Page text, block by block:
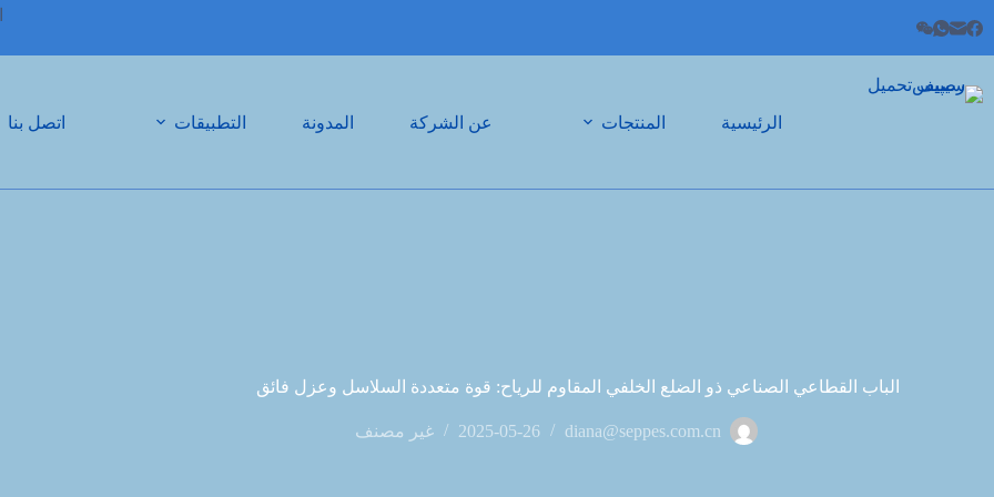
الرئيسية المنتجات عن الشركة المدونة التطبيقات اتصل بنا
الباب القطاعي الصناعي ذو الضلع الخلفي المقاوم للرياح: قوة متعددة السلاسل وعزل فائق
diana@seppes.com.cn
2025-05-26 غير مصنف